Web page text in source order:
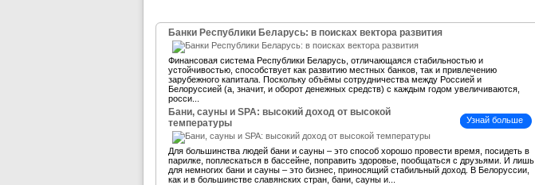
Банки Республики Беларусь: в поисках вектора развития
Финансовая система Республики Беларусь, отличающаяся стабильностью и
устойчивостью, способствует как развитию местных банков, так и привлечению
зарубежного капитала. Поскольку объёмы сотрудничества между Россией и
Белоруссией (а, значит, и оборот денежных средств) с каждым годом увеличиваются,
росси...
Узнай больше
Бани, сауны и SPA: высокий доход от высокой
температуры
Для большинства людей бани и сауны – это способ хорошо провести время, посидеть в
парилке, поплескаться в бассейне, поправить здоровье, пообщаться с друзьями. И лишь
для немногих бани и сауны – это бизнес, приносящий стабильный доход. В Белоруссии,
как и в большинстве славянских стран, бани, сауны и...